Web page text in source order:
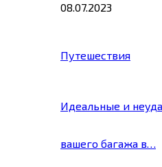
08.07.2023
Путешествия
Идеальные и
вашего багажа в…